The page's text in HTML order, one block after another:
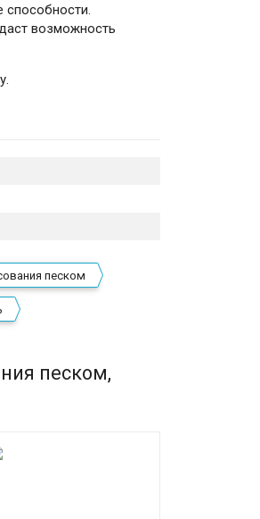
способности.
возможность
песком
песком,